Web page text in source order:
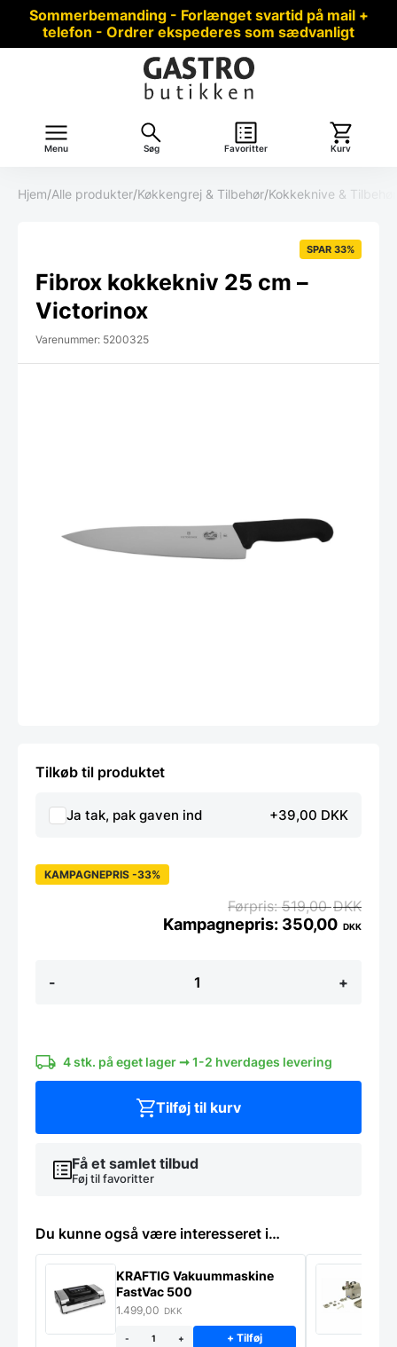
Sommerbemanding - Forlænget svartid på mail +
telefon - Ordrer ekspederes som sædvanligt
Menu Søg Favoritter Kurv
Hjem/Alle produkter/Køkkengrej & Tilbehør/Kokkeknive & Tilbehør
SPAR 33%
Fibrox kokkekniv 25 cm –
Victorinox
Varenummer: 5200325
Tilkøb til produktet
Ja tak, pak gaven ind +39,00 DKK
-
kokkekniv
antal
+
KAMPAGNEPRIS -33%
519,00DKK
350,00 DKK
4 stk. på eget lager ➞ 1-2 hverdages levering
Få et samlet tilbud
Føj til favoritter
Tilføj til kurv
Du kunne også være interesseret i…
KRAFTIG Vakuummaskine
FastVac 500
1.499,00 DKK
- + + Tilføj